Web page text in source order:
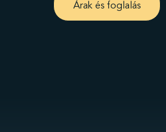
Árak és foglalás